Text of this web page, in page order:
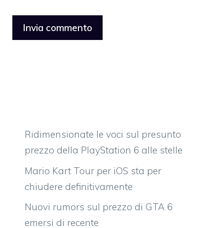
Ridimensionate le voci sul presunto
prezzo della PlayStation 6 alle stelle
Mario Kart Tour per iOS sta per
chiudere definitivamente
Nuovi rumors sul prezzo di GTA 6
emersi di recente